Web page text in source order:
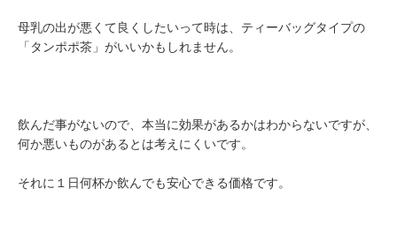
母乳の出が悪くて良くしたいって時は、ティーバッグタイプの
「タンポポ茶」がいいかもしれません。
飲んだ事がないので、本当に効果があるかはわからないですが、
何か悪いものがあるとは考えにくいです。
それに１日何杯か飲んでも安心できる価格です。